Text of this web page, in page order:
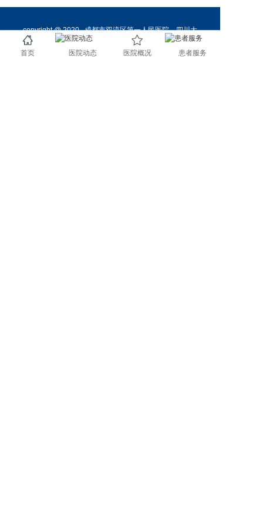
copyright @ 2020 成都市双流区第一人民医院 四川大
学华西空港医院 All rights reserved.
首页
医院动态 医院概况 患者服务